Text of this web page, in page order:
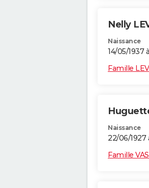
Nelly
Naissance
14/05/1937
Famille
Naissance
22/06/1927
Famille